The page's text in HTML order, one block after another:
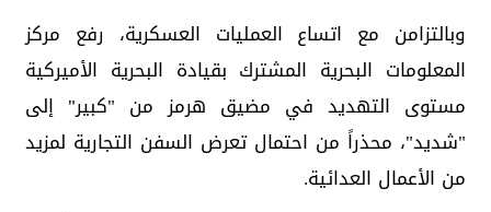
وبالتزامن مع اتساع العمليات العسكرية، رفع مركز
المعلومات البحرية المشترك بقيادة البحرية الأميركية
مستوى التهديد في مضيق هرمز من "كبير" إلى
"شديد"، محذراً من احتمال تعرض السفن التجارية لمزيد
من الأعمال العدائية.